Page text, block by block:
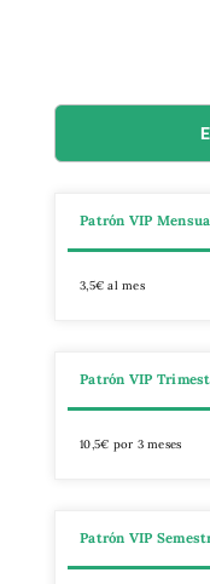
Patrón VIP
3,5€ al mes
Patrón VIP
10,5€ por 3 meses
Patrón VIP